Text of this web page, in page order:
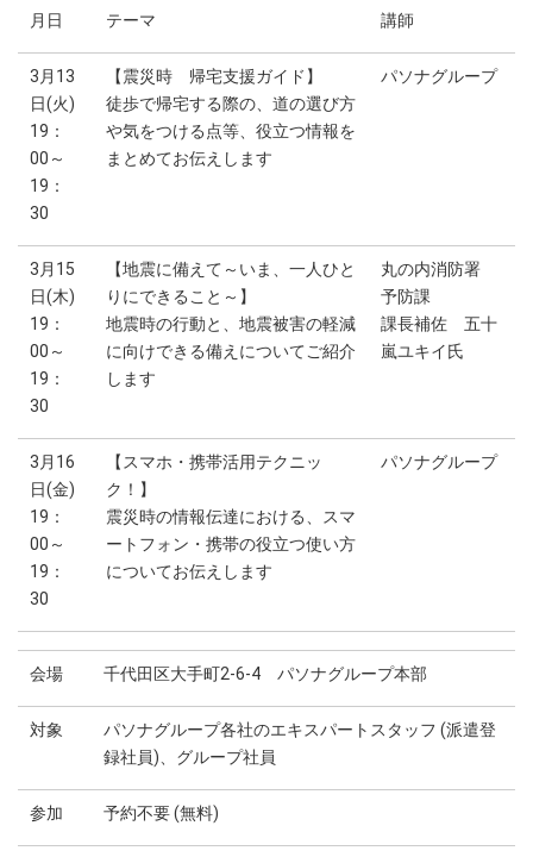
月日 テーマ 講師
3月13
日(火)
19：
00～
19：
30
【震災時 帰宅支援ガイド】
徒歩で帰宅する際の、道の選び方
や気をつける点等、役立つ情報を
まとめてお伝えします
パソナグループ
3月15
日(木)
19：
00～
19：
30
【地震に備えて～いま、一人ひと
りにできること～】
地震時の行動と、地震被害の軽減
に向けできる備えについてご紹介
します
丸の内消防署
予防課
課長補佐 五十
嵐ユキイ氏
3月16
日(金)
19：
00～
19：
30
【スマホ・携帯活用テクニッ
ク！】
震災時の情報伝達における、スマ
ートフォン・携帯の役立つ使い方
についてお伝えします
パソナグループ
会場 千代田区大手町2-6-4 パソナグループ本部
対象
パソナグループ各社のエキスパートスタッフ (派遣登
録社員)、グループ社員
参加 予約不要 (無料)